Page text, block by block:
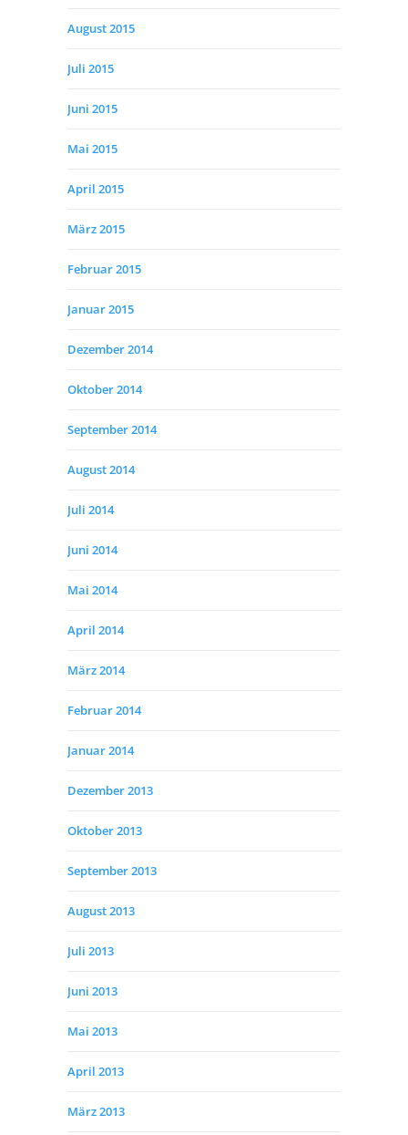
August 2015
Juli 2015
Juni 2015
Mai 2015
April 2015
März 2015
Februar 2015
Januar 2015
Dezember 2014
Oktober 2014
September 2014
August 2014
Juli 2014
Juni 2014
Mai 2014
April 2014
März 2014
Februar 2014
Januar 2014
Dezember 2013
Oktober 2013
September 2013
August 2013
Juli 2013
Juni 2013
Mai 2013
April 2013
März 2013